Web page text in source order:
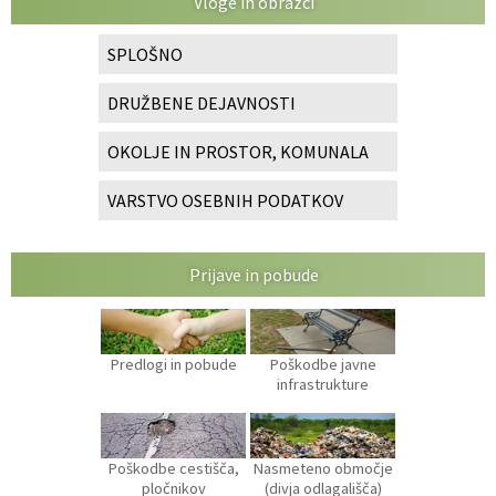
SPLOŠNO
DRUŽBENE DEJAVNOSTI
OKOLJE IN PROSTOR, KOMUNALA
VARSTVO OSEBNIH PODATKOV
Prijave in pobude
Predlogi in pobude
Poškodbe javne
infrastrukture
Poškodbe cestišča,
pločnikov
Nasmeteno območje
(divja odlagališča)